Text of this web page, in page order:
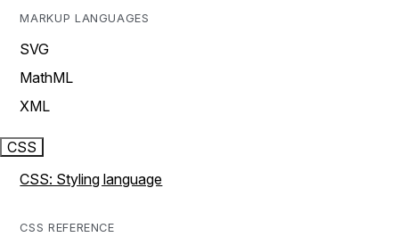
MARKUP LANGUAGES
SVG
MathML
XML
CSS
CSS: Styling language
CSS REFERENCE